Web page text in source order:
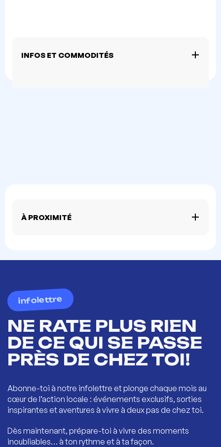
INFOS ET COMMODITÉS
À PROXIMITÉ
infolettre
NE RATE PLUS RIEN
DE CE QUI SE PASSE
PRÈS DE CHEZ TOI!
Abonne-toi à notre infolettre et plonge chaque mois au
cœur de l’action locale : événements exclusifs, sorties
inspirantes et aventures à vivre à deux pas de chez toi.
Dès maintenant, prépare-toi à vivre des moments
inoubliables… à ton rythme et à ta façon.